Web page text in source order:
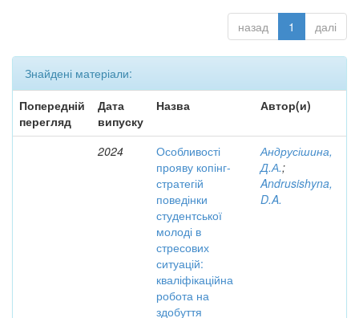
назад 1 далі
Знайдені матеріали:
Попередній
перегляд
Дата
випуску
Назва Автор(и)
2024
Особливості
прояву копінг-
стратегій
поведінки
студентської
молоді в
стресових
ситуацій:
кваліфікаційна
робота на
здобуття
Андрусішина,
Д.А.;
Andrusishyna,
D.A.